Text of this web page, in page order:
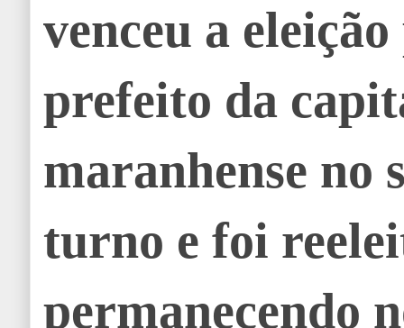
venceu a
prefeito da
maranhense no
turno e foi
permanecendo